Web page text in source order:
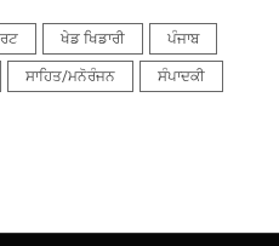
ਖੇਡ ਖਿਡਾਰੀ ਪੰਜਾਬ
ਸਾਹਿਤ/ਮਨੋਰੰਜਨ ਸੰਪਾਦਕੀ